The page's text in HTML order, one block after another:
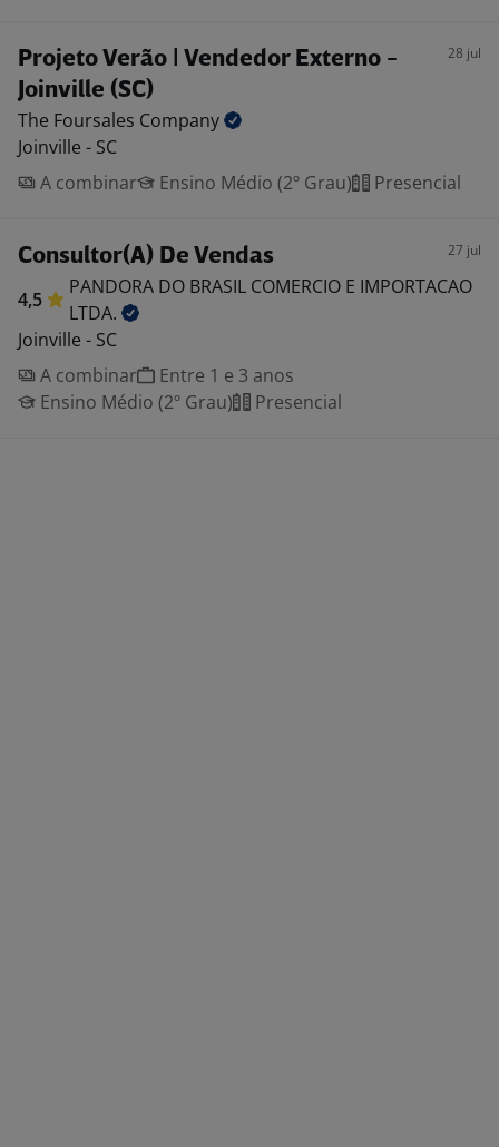
Projeto Verão | Vendedor Externo -
Joinville (SC)
28 jul
The Foursales Company
Joinville - SC
A combinar
Ensino Médio (2º Grau) Presencial
Consultor(A) De Vendas 27 jul
4,5
PANDORA DO BRASIL COMERCIO E IMPORTACAO
LTDA.
Joinville - SC
A combinar
Entre 1 e 3 anos
Ensino Médio (2º Grau)
Presencial